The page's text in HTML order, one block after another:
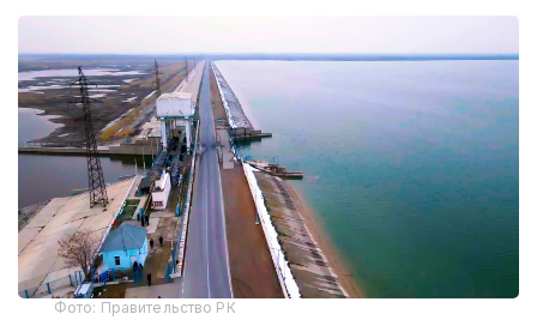
Фото: Правительство РК